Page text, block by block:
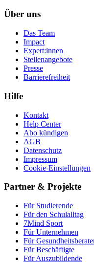
Über uns
Das Team
Impact
Expert:innen
Stellenangebote
Presse
Barrierefreiheit
Hilfe
Kontakt
Help Center
Abo kündigen
AGB
Datenschutz
Impressum
Cookie-Einstellungen
Partner & Projekte
Für Stu­die­rende
Für den Schulalltag
7Mind Sport
Für Unter­neh­men
Für
Für Beschäftigte
Für Auszubildende